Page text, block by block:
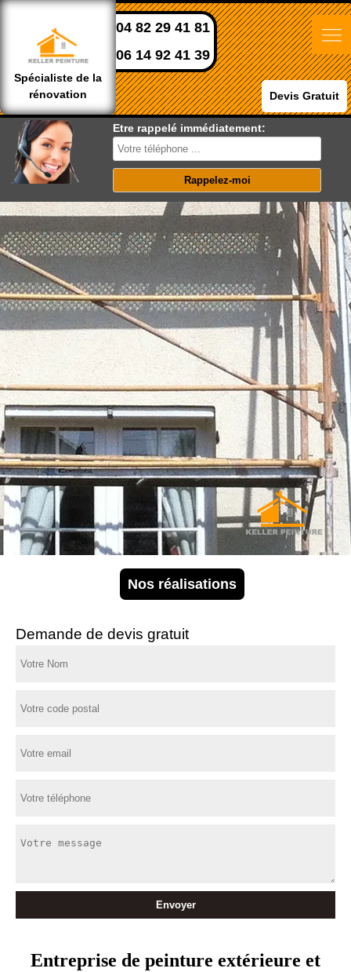
Spécialiste de la
rénovation
04 82 29 41 81
06 14 92 41 39
Devis Gratuit
Etre rappelé immédiatement:
Nos réalisations
Demande de devis gratuit
Entreprise de peinture extérieure et